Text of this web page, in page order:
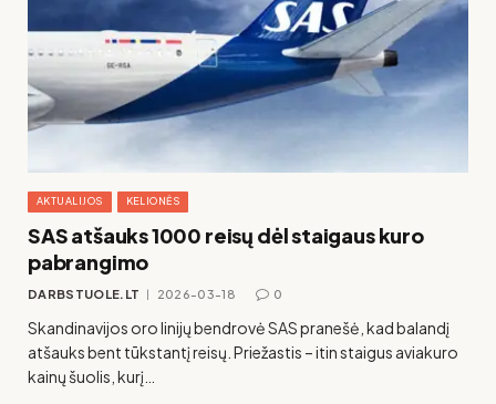
AKTUALIJOS KELIONĖS
SAS atšauks 1000 reisų dėl staigaus kuro
pabrangimo
DARBSTUOLE.LT 2026-03-18 0
Skandinavijos oro linijų bendrovė SAS pranešė, kad balandį
atšauks bent tūkstantį reisų. Priežastis – itin staigus aviakuro
kainų šuolis, kurį…